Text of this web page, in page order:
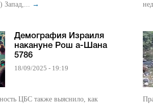
Запад,... →
Демография Израиля
накануне Рош а-Шана
5786
18/09/2025 - 19:19
как